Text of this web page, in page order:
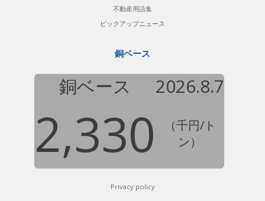
不動産用語集
ピックアップニュース
銅ベース
銅ベース 2026.8.7
2,330
（千円/ト
ン）
Privacy policy